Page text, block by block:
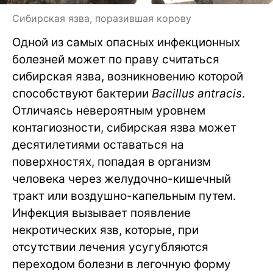
Сибирская язва, поразившая корову
Одной из самых опасных инфекционных
болезней может по праву считаться
сибирская язва, возникновению которой
способствуют бактерии Bacillus antracis.
Отличаясь невероятным уровнем
контагиозности, сибирская язва может
десятилетиями оставаться на
поверхностях, попадая в организм
человека через желудочно-кишечный
тракт или воздушно-капельным путем.
Инфекция вызывает появление
некротических язв, которые, при
отсутствии лечения усугубляются
переходом болезни в легочную форму